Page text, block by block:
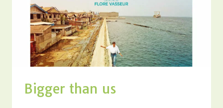
Bigger than us